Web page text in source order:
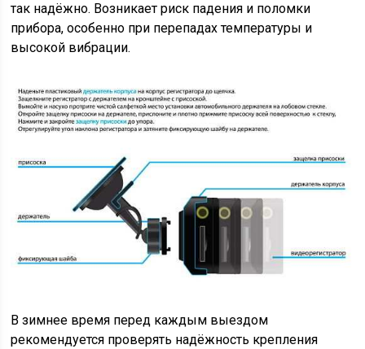
так надёжно. Возникает риск падения и поломки
прибора, особенно при перепадах температуры и
высокой вибрации.
В зимнее время перед каждым выездом
рекомендуется проверять надёжность крепления